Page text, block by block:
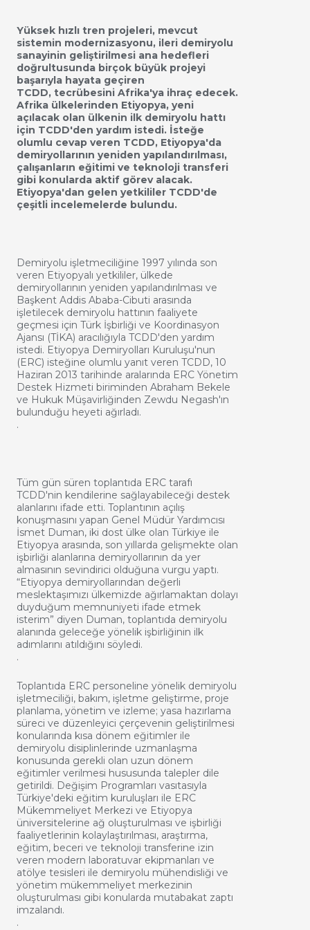
Yüksek hızlı tren projeleri, mevcut
sistemin modernizasyonu, ileri demiryolu
sanayinin geliştirilmesi ana hedefleri
doğrultusunda birçok büyük projeyi
başarıyla hayata geçiren
TCDD, tecrübesini Afrika'ya ihraç edecek.
Afrika ülkelerinden Etiyopya, yeni
açılacak olan ülkenin ilk demiryolu hattı
için TCDD'den yardım istedi. İsteğe
olumlu cevap veren TCDD, Etiyopya'da
demiryollarının yeniden yapılandırılması,
çalışanların eğitimi ve teknoloji transferi
gibi konularda aktif görev alacak.
Etiyopya'dan gelen yetkililer TCDD'de
çeşitli incelemelerde bulundu.
Demiryolu işletmeciliğine 1997 yılında son
veren Etiyopyalı yetkililer, ülkede
demiryollarının yeniden yapılandırılması ve
Başkent Addis Ababa-Cibuti arasında
işletilecek demiryolu hattının faaliyete
geçmesi için Türk İşbirliği ve Koordinasyon
Ajansı (TİKA) aracılığıyla TCDD'den yardım
istedi. Etiyopya Demiryolları Kuruluşu'nun
(ERC) isteğine olumlu yanıt veren TCDD, 10
Haziran 2013 tarihinde aralarında ERC Yönetim
Destek Hizmeti biriminden Abraham Bekele
ve Hukuk Müşavirliğinden Zewdu Negash'ın
bulunduğu heyeti ağırladı.
.
Tüm gün süren toplantıda ERC tarafı
TCDD'nin kendilerine sağlayabileceği destek
alanlarını ifade etti. Toplantının açılış
konuşmasını yapan Genel Müdür Yardımcısı
İsmet Duman, iki dost ülke olan Türkiye ile
Etiyopya arasında, son yıllarda gelişmekte olan
işbirliği alanlarına demiryollarının da yer
almasının sevindirici olduğuna vurgu yaptı.
“Etiyopya demiryollarından değerli
meslektaşımızı ülkemizde ağırlamaktan dolayı
duyduğum memnuniyeti ifade etmek
isterim” diyen Duman, toplantıda demiryolu
alanında geleceğe yönelik işbirliğinin ilk
adımlarını atıldığını söyledi.
.
Toplantıda ERC personeline yönelik demiryolu
işletmeciliği, bakım, işletme geliştirme, proje
planlama, yönetim ve izleme; yasa hazırlama
süreci ve düzenleyici çerçevenin geliştirilmesi
konularında kısa dönem eğitimler ile
demiryolu disiplinlerinde uzmanlaşma
konusunda gerekli olan uzun dönem
eğitimler verilmesi hususunda talepler dile
getirildi. Değişim Programları vasıtasıyla
Türkiye'deki eğitim kuruluşları ile ERC
Mükemmeliyet Merkezi ve Etiyopya
üniversitelerine ağ oluşturulması ve işbirliği
faaliyetlerinin kolaylaştırılması, araştırma,
eğitim, beceri ve teknoloji transferine izin
veren modern laboratuvar ekipmanları ve
atölye tesisleri ile demiryolu mühendisliği ve
yönetim mükemmeliyet merkezinin
oluşturulması gibi konularda mutabakat zaptı
imzalandı.
.